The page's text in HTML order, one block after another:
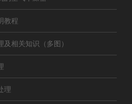
教程
相关知识（多图）
理